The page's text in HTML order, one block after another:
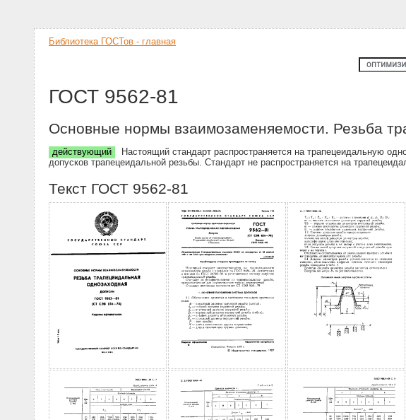
Библиотека ГОСТов - главная
ГОСТ 9562-81
Основные нормы взаимозаменяемости. Резьба
действующий
Настоящий стандарт распространяется на трапецеидальную
допусков трапецеидальной резьбы. Стандарт не распространяется на
Текст ГОСТ 9562-81